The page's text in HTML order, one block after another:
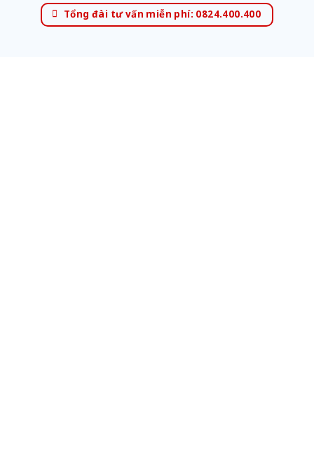
Tổng đài tư vấn miễn phí: 0824.400.400